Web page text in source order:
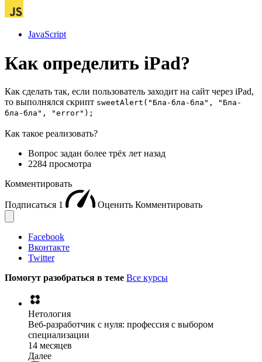
JavaScript
Как определить iPad?
Как сделать так, если пользователь заходит на сайт через iPad,
то выполнялся скрипт sweetAlert("Бла-бла-бла", "Бла-
бла-бла", "error");
Как такое реализовать?
Вопрос задан более трёх лет назад
2284 просмотра
Комментировать
Подписаться 1 Оценить Комментировать
Facebook
Вконтакте
Twitter
Помогут разобраться в теме Все курсы
Нетология
Веб-разработчик с нуля: профессия с выбором
специализации
14 месяцев
Далее